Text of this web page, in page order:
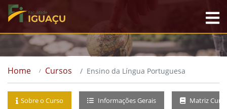
Home Cursos Ensino da Língua Portuguesa
Sobre o Curso Informações Gerais Matriz